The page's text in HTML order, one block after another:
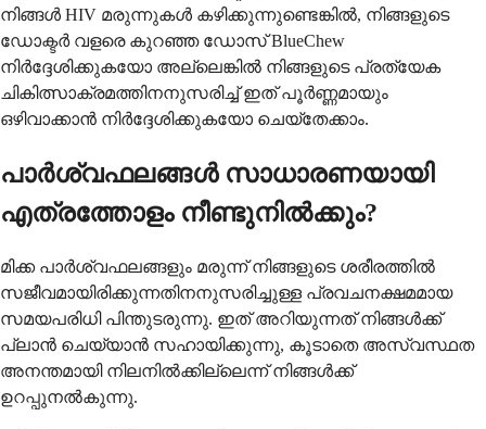
നിങ്ങൾ HIV മരുന്നുകൾ കഴിക്കുന്നുണ്ടെങ്കിൽ, നിങ്ങളുടെ
ഡോക്ടർ വളരെ കുറഞ്ഞ ഡോസ് BlueChew
നിർദ്ദേശിക്കുകയോ അല്ലെങ്കിൽ നിങ്ങളുടെ പ്രത്യേക
ചികിത്സാക്രമത്തിനനുസരിച്ച് ഇത് പൂർണ്ണമായും
ഒഴിവാക്കാൻ നിർദ്ദേശിക്കുകയോ ചെയ്തേക്കാം.
പാർശ്വഫലങ്ങൾ സാധാരണയായി
എത്രത്തോളം നീണ്ടുനിൽക്കും?
മിക്ക പാർശ്വഫലങ്ങളും മരുന്ന് നിങ്ങളുടെ ശരീരത്തിൽ
സജീവമായിരിക്കുന്നതിനനുസരിച്ചുള്ള പ്രവചനക്ഷമമായ
സമയപരിധി പിന്തുടരുന്നു. ഇത് അറിയുന്നത് നിങ്ങൾക്ക്
പ്ലാൻ ചെയ്യാൻ സഹായിക്കുന്നു, കൂടാതെ അസ്വസ്ഥത
അനന്തമായി നിലനിൽക്കില്ലെന്ന് നിങ്ങൾക്ക്
ഉറപ്പുനൽകുന്നു.